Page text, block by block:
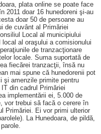
plata online se poate face
2011 doar 16 hunedoreni şi-au
doar 50 de persoane au
de cuvânt al Primăriei
Local al municipiului
local al oraşului a comisionului
de tranzacţionare
locale. Suma suportată de
fiecărei tranzacţii, însă nu
mai spune că hunedorenii pot
şi amenzile primite pentru
din cadrul Primăriei
implementării ei, 5.000 de
vor trebui să facă o cerere în
Primăriei. Ei vor primi ulterior
La Hunedoara, de pildă,